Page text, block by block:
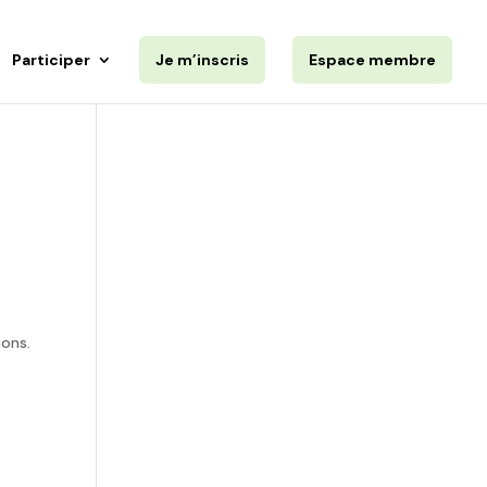
Participer Je m’inscris Espace membre